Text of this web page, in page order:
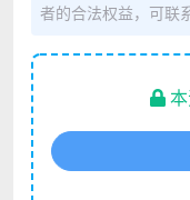
者的合法权益，可联